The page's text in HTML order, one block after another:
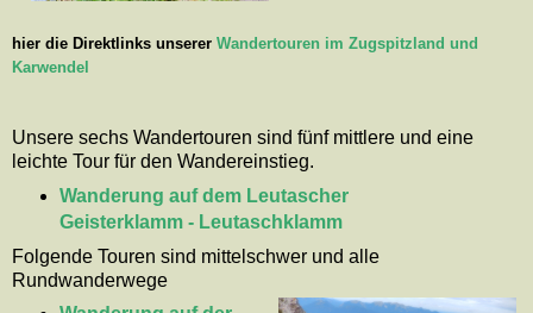
hier die Direktlinks unserer Wandertouren im Zugspitzland und
Karwendel
Unsere sechs Wandertouren sind fünf mittlere und eine
leichte Tour für den Wandereinstieg.
Wanderung auf dem Leutascher
Geisterklamm - Leutaschklamm
Folgende Touren sind mittelschwer und alle
Rundwanderwege